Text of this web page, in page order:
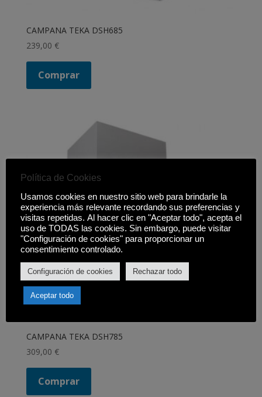
CAMPANA TEKA DSH685
239,00 €
Comprar
CAMPANA TEKA DSH785
309,00 €
Comprar
Política de Cookies
Usamos cookies en nuestro sitio web para brindarle la
experiencia más relevante recordando sus preferencias y
visitas repetidas. Al hacer clic en "Aceptar todo", acepta el
uso de TODAS las cookies. Sin embargo, puede visitar
"Configuración de cookies" para proporcionar un
consentimiento controlado.
Configuración de cookies Rechazar todo
Aceptar todo